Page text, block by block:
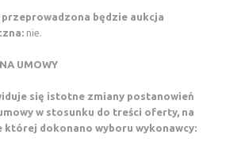
przeprowadzona będzie aukcja
nie.
UMOWY
się istotne zmiany postanowień
w stosunku do treści oferty, na
której dokonano wyboru wykonawcy: